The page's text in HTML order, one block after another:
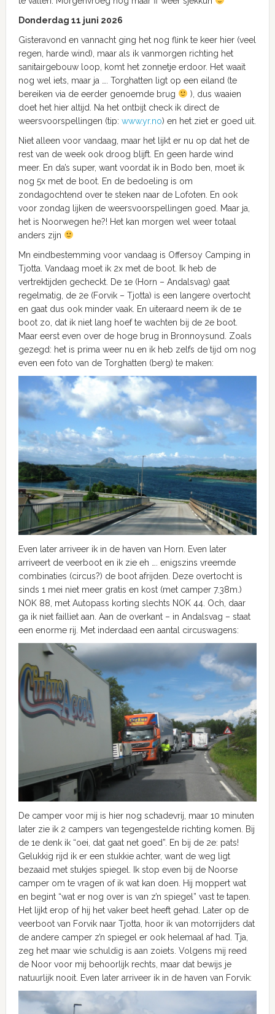
Donderdag 11 juni 2026
Gisteravond en vannacht ging het nog flink te keer hier (veel
regen, harde wind), maar als ik vanmorgen richting het
sanitairgebouw loop, komt het zonnetje erdoor. Het waait
nog wel iets, maar ja …. Torghatten ligt op een eiland (te
bereiken via de eerder genoemde brug
), dus waaien
doet het hier altijd. Na het ontbijt check ik direct de
weersvoorspellingen (tip: www.yr.no) en het ziet er goed uit.
Niet alleen voor vandaag, maar het lijkt er nu op dat het de
rest van de week ook droog blijft. En geen harde wind
meer. En da’s super, want voordat ik in Bodo ben, moet ik
nog 5x met de boot. En de bedoeling is om
zondagochtend over te steken naar de Lofoten. En ook
voor zondag lijken de weersvoorspellingen goed. Maar ja,
het is Noorwegen he?! Het kan morgen wel weer totaal
anders zijn
Mn eindbestemming voor vandaag is Offersoy Camping in
Tjotta. Vandaag moet ik 2x met de boot. Ik heb de
vertrektijden gecheckt. De 1e (Horn – Andalsvag) gaat
regelmatig, de 2e (Forvik – Tjotta) is een langere overtocht
en gaat dus ook minder vaak. En uiteraard neem ik de 1e
boot zo, dat ik niet lang hoef te wachten bij de 2e boot.
Maar eerst even over de hoge brug in Bronnoysund. Zoals
gezegd: het is prima weer nu en ik heb zelfs de tijd om nog
even een foto van de Torghatten (berg) te maken:
Even later arriveer ik in de haven van Horn. Even later
arriveert de veerboot en ik zie eh …. enigszins vreemde
combinaties (circus?) de boot afrijden. Deze overtocht is
sinds 1 mei niet meer gratis en kost (met camper 7.38m.)
NOK 88, met Autopass korting slechts NOK 44. Och, daar
ga ik niet failliet aan. Aan de overkant – in Andalsvag – staat
een enorme rij. Met inderdaad een aantal circuswagens:
De camper voor mij is hier nog schadevrij, maar 10 minuten
later zie ik 2 campers van tegengestelde richting komen. Bij
de 1e denk ik “oei, dat gaat net goed”. En bij de 2e: pats!
Gelukkig rijd ik er een stukkie achter, want de weg ligt
bezaaid met stukjes spiegel. Ik stop even bij de Noorse
camper om te vragen of ik wat kan doen. Hij moppert wat
en begint “wat er nog over is van z’n spiegel” vast te tapen.
Het lijkt erop of hij het vaker beet heeft gehad. Later op de
veerboot van Forvik naar Tjotta, hoor ik van motorrijders dat
de andere camper z’n spiegel er ook helemaal af had. Tja,
zeg het maar wie schuldig is aan zoiets. Volgens mij reed
de Noor voor mij behoorlijk rechts, maar dat bewijs je
natuurlijk nooit. Even later arriveer ik in de haven van Forvik: